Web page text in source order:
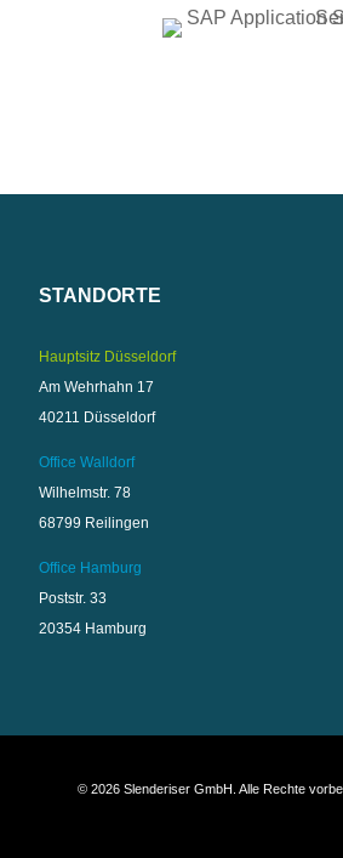
STANDORTE
Hauptsitz Düsseldorf
Am Wehrhahn 17
40211 Düsseldorf
Office Walldorf
Wilhelmstr. 78
68799 Reilingen
Office Hamburg
Poststr. 33
20354 Hamburg
© 2026 Slenderiser GmbH. Alle Rechte